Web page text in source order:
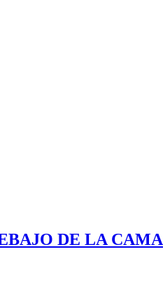
DE LA CAMA